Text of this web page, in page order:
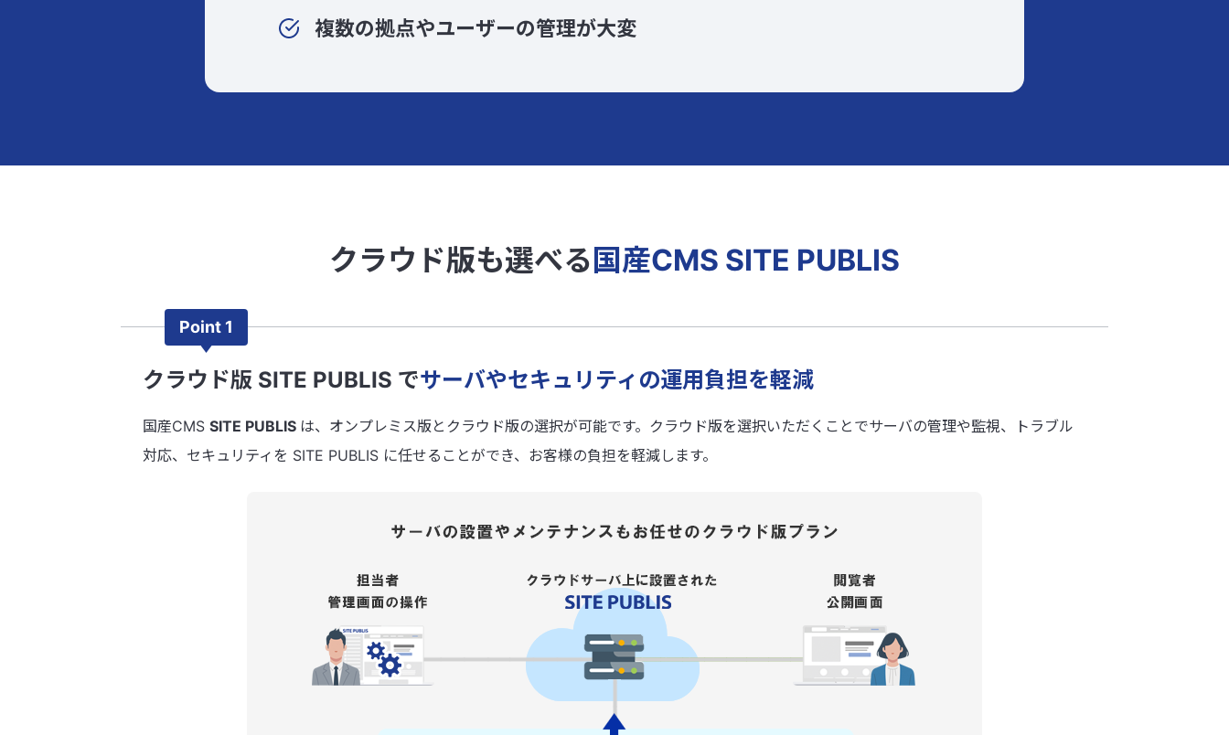
複数の拠点やユーザーの管理が大変
クラウド版も選べる 国産CMS SITE PUBLIS
Point 1
クラウド版 SITE PUBLIS でサーバやセキュリティの運用負担を軽減
国産CMS SITE PUBLIS は、オンプレミス版とクラウド版の選択が可能です。クラウド版を選択いただくことでサーバの管理や監視、トラブル
対応、セキュリティを SITE PUBLIS に任せることができ、お客様の負担を軽減します。